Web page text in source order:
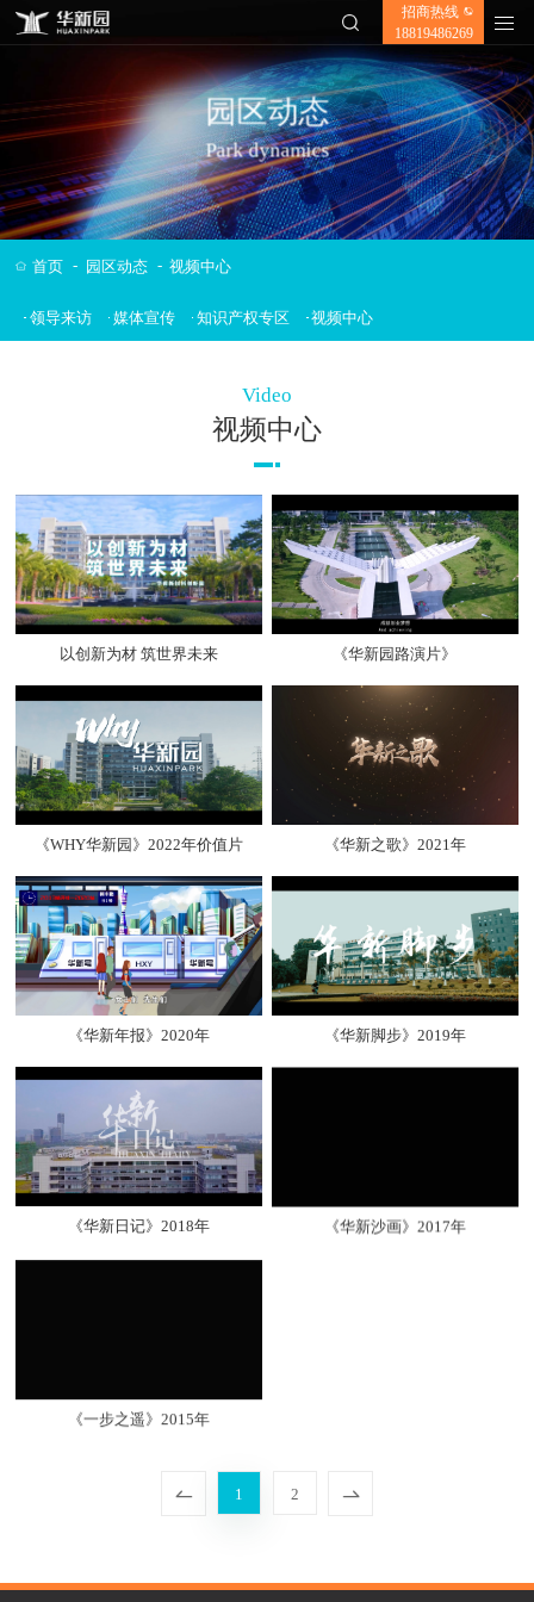
招商热线
18819486269
园区动态
Park dynamics
首页 - 园区动态 - 视频中心
领导来访 媒体宣传 知识产权专区 视频中心
Video
视频中心
以创新为材 筑世界未来 《华新园路演片》
《WHY华新园》2022年价值片 《华新之歌》2021年
《华新年报》2020年 《华新脚步》2019年
《华新日记》2018年 《华新沙画》2017年
《一步之遥》2015年
1 2